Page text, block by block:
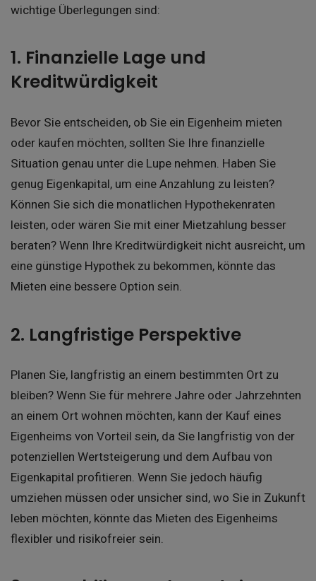
wichtige Überlegungen sind:
1. Finanzielle Lage und
Kreditwürdigkeit
Bevor Sie entscheiden, ob Sie ein Eigenheim mieten
oder kaufen möchten, sollten Sie Ihre finanzielle
Situation genau unter die Lupe nehmen. Haben Sie
genug Eigenkapital, um eine Anzahlung zu leisten?
Können Sie sich die monatlichen Hypothekenraten
leisten, oder wären Sie mit einer Mietzahlung besser
beraten? Wenn Ihre Kreditwürdigkeit nicht ausreicht, um
eine günstige Hypothek zu bekommen, könnte das
Mieten eine bessere Option sein.
2. Langfristige Perspektive
Planen Sie, langfristig an einem bestimmten Ort zu
bleiben? Wenn Sie für mehrere Jahre oder Jahrzehnten
an einem Ort wohnen möchten, kann der Kauf eines
Eigenheims von Vorteil sein, da Sie langfristig von der
potenziellen Wertsteigerung und dem Aufbau von
Eigenkapital profitieren. Wenn Sie jedoch häufig
umziehen müssen oder unsicher sind, wo Sie in Zukunft
leben möchten, könnte das Mieten des Eigenheims
flexibler und risikofreier sein.